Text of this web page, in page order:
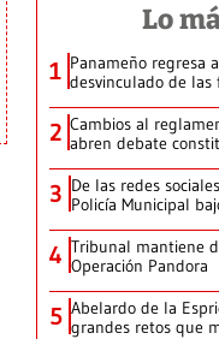
Lo
1 Panameño regresa
desvinculado de
2 Cambios al
abren debate
3 De las redes
Policía Municipal
4 Tribunal mantiene
Operación Pandora
5 Abelardo de la
grandes retos que